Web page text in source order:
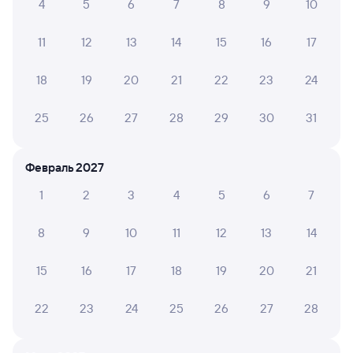
Дни следования ближайшие: 6, 7, 8 августа Маршрут
Сидячий
от
Купе
1 ⁠640 ⁠₽ 7 ⁠281 ⁠₽
Выберите дату
4 5 6 7 8 9 10
11 12 13 14 15 16 17
18 19 20 21 22 23 24
25 26 27 28 29 30 31
Февраль 2027
1
2 3 4 5 6 7
8 9 10 11 12 13 14
15 16 17 18 19 20 21
22 23 24 25 26 27 28